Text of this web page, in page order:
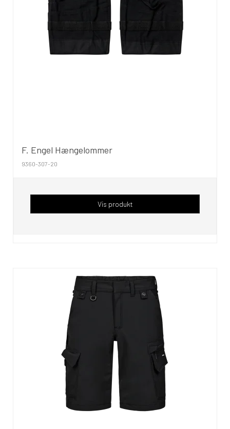
F. Engel Hængelommer
9360-307-20
Vis produkt